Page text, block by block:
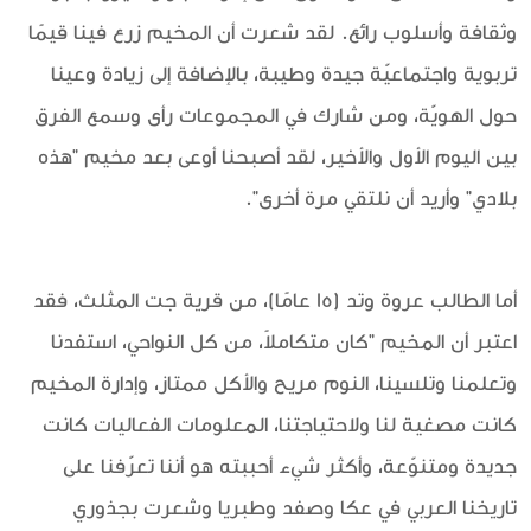
وثقافة وأسلوب رائع. لقد شعرت أن المخيم زرع فينا قيمًا
تربوية واجتماعيّة جيدة وطيبة، بالإضافة إلى زيادة وعينا
حول الهويّة، ومن شارك في المجموعات رأى وسمع الفرق
بين اليوم الأول والأخير، لقد أصبحنا أوعى بعد مخيم "هذه
بلادي" وأريد أن نلتقي مرة أخرى".
أما الطالب عروة وتد (15 عامًا)، من قرية جت المثلث، فقد
اعتبر أن المخيم "كان متكاملاً، من كل النواحي، استفدنا
وتعلمنا وتلسينا، النوم مريح والأكل ممتاز، وإدارة المخيم
كانت مصغية لنا ولاحتياجتنا، المعلومات الفعاليات كانت
جديدة ومتنوّعة، وأكثر شيء أحببته هو أننا تعرّفنا على
تاريخنا العربي في عكا وصفد وطبريا وشعرت بجذوري